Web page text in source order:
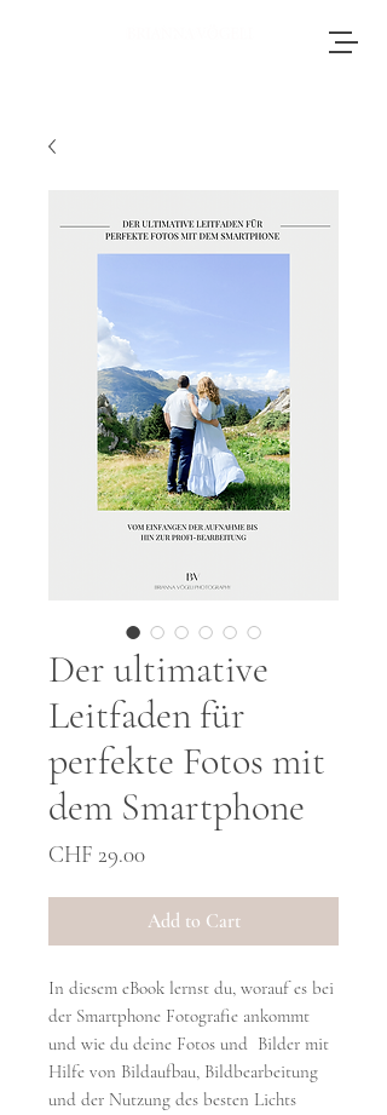
journeying throughout Europe to photograph
Der ultimative
Leitfaden für
perfekte Fotos mit
dem Smartphone
CHF 29.00Price
Add to Cart
In diesem eBook lernst du, worauf es bei
der Smartphone Fotografie ankommt
und wie du deine Fotos und Bilder mit
Hilfe von Bildaufbau, Bildbearbeitung
und der Nutzung des besten Lichts